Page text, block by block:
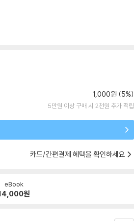
1,000원 (5%)
5만원 이상 구매 시 2천원 추가 적립
카드/간편결제 혜택을 확인하세요
eBook
원